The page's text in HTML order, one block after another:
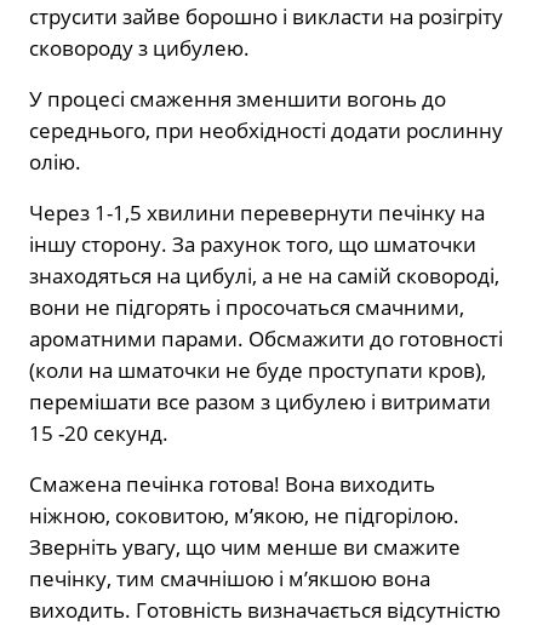
струсити зайве борошно і викласти на розігріту
сковороду з цибулею.
У процесі смаження зменшити вогонь до
середнього, при необхідності додати рослинну
олію.
Через 1-1,5 хвилини перевернути печінку на
іншу сторону. За рахунок того, що шматочки
знаходяться на цибулі, а не на самій сковороді,
вони не підгорять і просочаться смачними,
ароматними парами. Обсмажити до готовності
(коли на шматочки не буде проступати кров),
перемішати все разом з цибулею і витримати
15 -20 секунд.
Смажена печінка готова! Вона виходить
ніжною, соковитою, м’якою, не підгорілою.
Зверніть увагу, що чим менше ви смажите
печінку, тим смачнішою і м’якшою вона
виходить. Готовність визначається відсутністю